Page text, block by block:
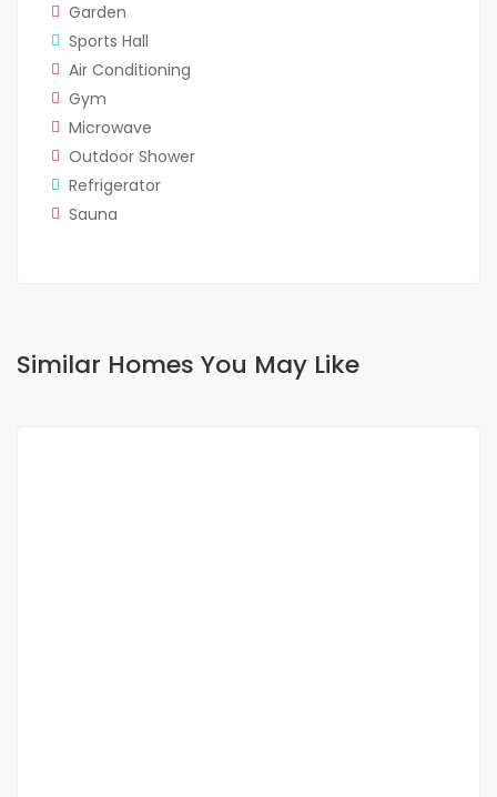
Garden
Sports Hall
Air Conditioning
Gym
Microwave
Outdoor Shower
Refrigerator
Sauna
Similar Homes You May Like